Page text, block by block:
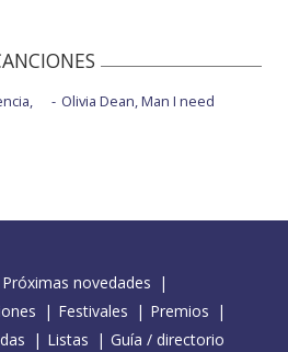
Olivia Dean, Man I need
Próximas novedades
Festivales
Premios
Listas Guía / directorio